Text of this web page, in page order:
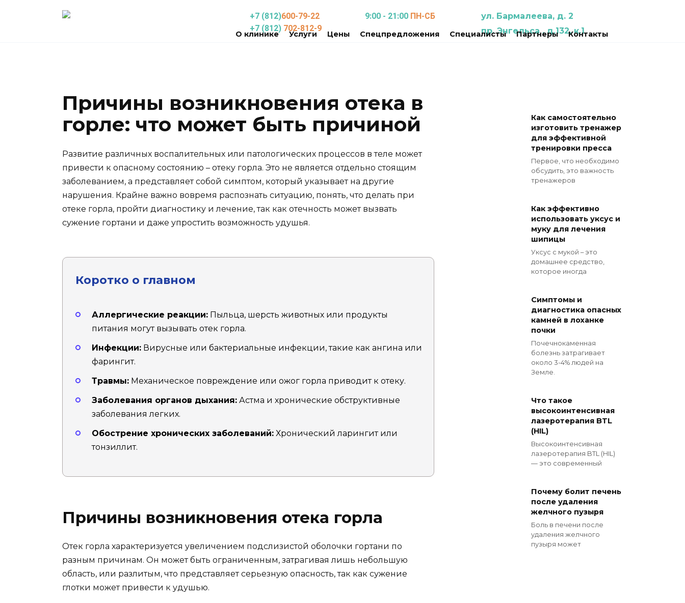
+7 (812)600-79-22
+7 (812) 702-812-9
9:00 - 21:00 ПН-СБ
ул. Бармалеева, д. 2
пр. Энгельса , д.132, к.1
О клинике Услуги Цены Спецпредложения Специалисты Партнеры Контакты
Причины возникновения отека в
горле: что может быть причиной
Развитие различных воспалительных или патологических процессов в теле может
привести к опасному состоянию – отеку горла. Это не является отдельно стоящим
заболеванием, а представляет собой симптом, который указывает на другие
нарушения. Крайне важно вовремя распознать ситуацию, понять, что делать при
отеке горла, пройти диагностику и лечение, так как отечность может вызвать
сужение гортани и даже упростить возможность удушья.
Коротко о главном
Аллергические реакции: Пыльца, шерсть животных или продукты
питания могут вызывать отек горла.
Инфекции: Вирусные или бактериальные инфекции, такие как ангина или
фарингит.
Травмы: Механическое повреждение или ожог горла приводит к отеку.
Заболевания органов дыхания: Астма и хронические обструктивные
заболевания легких.
Обострение хронических заболеваний: Хронический ларингит или
тонзиллит.
Причины возникновения отека горла
Отек горла характеризуется увеличением подслизистой оболочки гортани по
разным причинам. Он может быть ограниченным, затрагивая лишь небольшую
область, или разлитым, что представляет серьезную опасность, так как сужение
глотки может привести к удушью.
Как самостоятельно
изготовить тренажер
для эффективной
тренировки пресса
Первое, что необходимо
обсудить, это важность
тренажеров
Как эффективно
использовать уксус и
муку для лечения
шипицы
Уксус с мукой – это
домашнее средство,
которое иногда
Симптомы и
диагностика опасных
камней в лоханке
почки
Почечнокаменная
болезнь затрагивает
около 3-4% людей на
Земле.
Что такое
высокоинтенсивная
лазеротерапия BTL
(HIL)
Высокоинтенсивная
лазеротерапия BTL (HIL)
— это современный
Почему болит печень
после удаления
желчного пузыря
Боль в печени после
удаления желчного
пузыря может